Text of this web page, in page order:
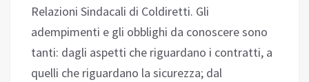
Relazioni Sindacali di Coldiretti. Gli
adempimenti e gli obblighi da conoscere sono
tanti: dagli aspetti che riguardano i contratti, a
quelli che riguardano la sicurezza; dal